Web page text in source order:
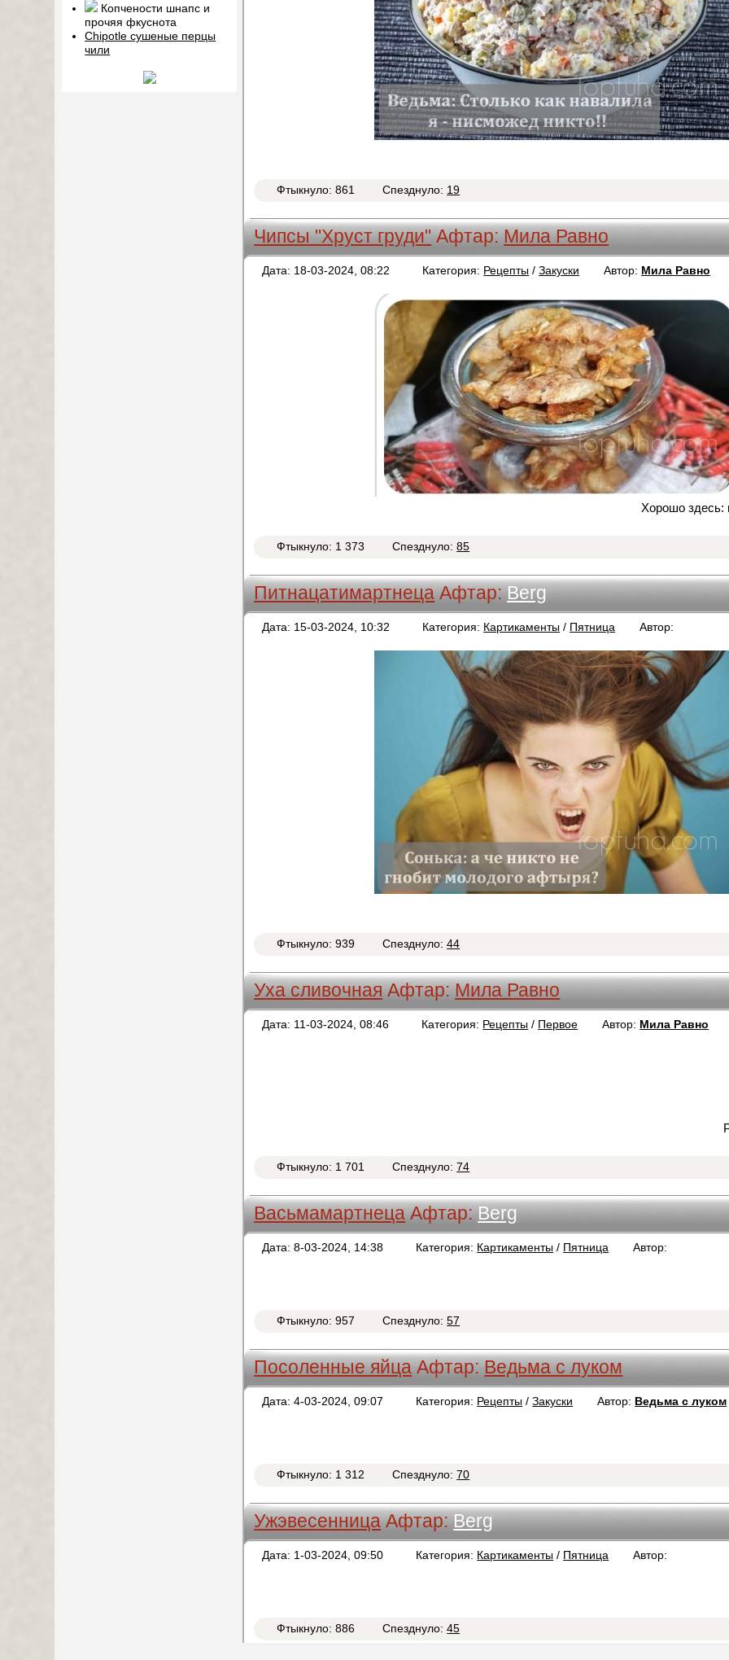
Фтыкнуло: 861 Спезднуло: 19
Чипсы "Хруст груди" Афтар:Мила Равно
Дата: 18-03-2024, 08:22 Категория: Рецепты /Закуски Автор: Мила Равно
Хорошо здесь:
Фтыкнуло: 1 373 Спезднуло:85
Питнацатимартнеца Афтар:Berg
Дата: 15-03-2024, 10:32 Категория: Картикаменты / Пятница Автор:
Фтыкнуло: 939 Спезднуло:44
Уха сливочная Афтар:Мила Равно
Дата: 11-03-2024, 08:46 Категория: Рецепты / Первое Автор: Мила Равно
Фтыкнуло: 1 701 Спезднуло:74
Васьмамартнеца Афтар:Berg
Дата: 8-03-2024, 14:38 Категория: Картикаменты / Пятница Автор:
Фтыкнуло: 957 Спезднуло:57
Посоленные яйца Афтар:Ведьма с луком
Дата: 4-03-2024, 09:07 Категория: Рецепты /Закуски Автор: Ведьма с луком
Фтыкнуло: 1 312 Спезднуло:70
Ужэвесенница Афтар:Berg
Дата: 1-03-2024, 09:50 Категория: Картикаменты / Пятница Автор:
Фтыкнуло: 886 Спезднуло:45
Копчености шнапс и
прочяя фкуснота
Chipotle сушеные перцы
чили